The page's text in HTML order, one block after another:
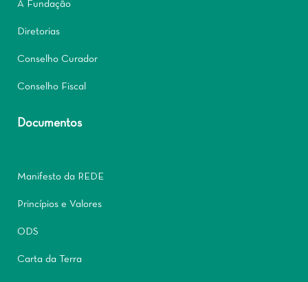
A Fundação
Diretorias
Conselho Curador
Conselho Fiscal
Documentos
Manifesto da REDE
Princípios e Valores
ODS
Carta da Terra